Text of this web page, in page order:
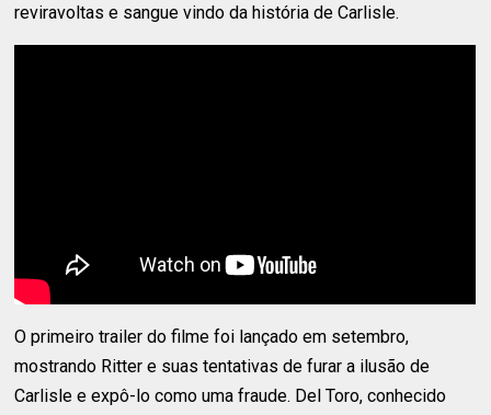
reviravoltas e sangue vindo da história de Carlisle.
O primeiro trailer do filme foi lançado em setembro,
mostrando Ritter e suas tentativas de furar a ilusão de
Carlisle e expô-lo como uma fraude. Del Toro, conhecido